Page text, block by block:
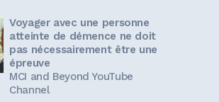
Voyager avec une personne
atteinte de démence ne doit
pas nécessairement être une
épreuve
MCI and Beyond YouTube
Channel